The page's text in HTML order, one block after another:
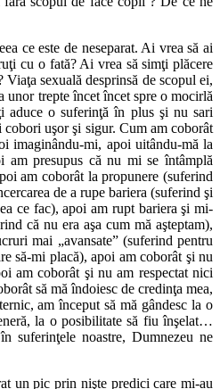
ce este de neseparat. Ai vrea să ai
cu o fată? Ai vrea să simţi plăcere
Viaţa sexuală desprinsă de scopul ei,
unor trepte încet încet spre o mocirlă
aduce o suferinţă în plus şi nu sari
cobori uşor şi sigur. Cum am coborât
imaginându-mi, apoi uitându-mă la
am presupus că nu mi se întâmplă
am coborât la propunere (suferind
de a rupe bariera (suferind şi
ce fac), apoi am rupt bariera şi mi-
că nu era aşa cum mă aşteptam),
mai „avansate” (suferind pentru
să-mi placă), apoi am coborât şi nu
am coborât şi nu am respectat nici
să mă îndoiesc de credinţa mea,
am început să mă gândesc la o
la o posibilitate să fiu înşelat…
suferinţele noastre, Dumnezeu ne
un pic prin nişte predici care mi-au